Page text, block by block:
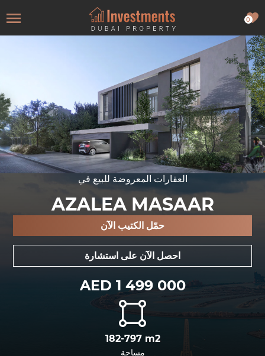
0
العقارات المعروضة للبيع في
AZALEA MASAAR
حمّل الكتيب الآن
احصل الآن على استشارة
AED 1 499 000
182-797 m2
مساحة